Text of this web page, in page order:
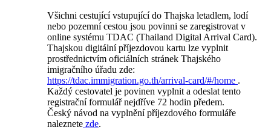
Všichni cestující vstupující do Thajska letadlem, lodí
nebo pozemní cestou jsou povinni se zaregistrovat v
online systému TDAC (Thailand Digital Arrival Card).
Thajskou digitální příjezdovou kartu lze vyplnit
prostřednictvím oficiálních stránek Thajského
imigračního úřadu zde:
https://tdac.immigration.go.th/arrival-card/#/home .
Každý cestovatel je povinen vyplnit a odeslat tento
registrační formulář nejdříve 72 hodin předem.
Český návod na vyplnění příjezdového formuláře
naleznete zde.